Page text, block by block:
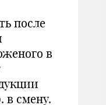
после
в
в смену.